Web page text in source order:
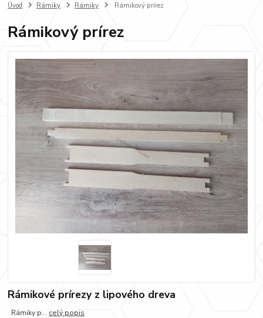
Úvod Rámiky Rámiky Rámikový prírez
Rámikový prírez
Rámikové prírezy z lipového dreva
Rámiky p... celý popis